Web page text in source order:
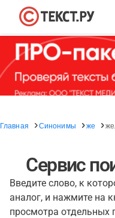
Главная Синонимы же
Сервис
Введите слово, к
аналог, и нажмите на
просмотра отдельных